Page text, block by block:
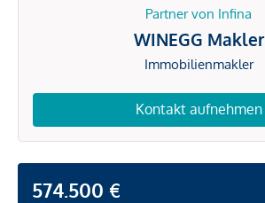
Partner von Infina
WINEGG Makler
Immobilienmakler
Kontakt aufnehmen
574.500 €